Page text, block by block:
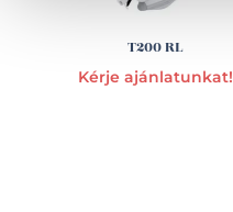
T200 RL
Kérje ajánlatunkat!